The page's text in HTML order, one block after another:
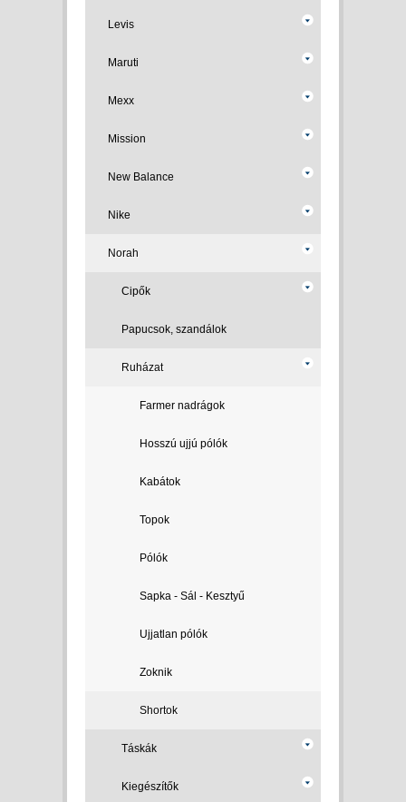
Levis
Maruti
Mexx
Mission
New Balance
Nike
Norah
Cipők
Papucsok, szandálok
Ruházat
Farmer nadrágok
Hosszú ujjú pólók
Kabátok
Topok
Pólók
Sapka - Sál - Kesztyű
Ujjatlan pólók
Zoknik
Shortok
Táskák
Kiegészítők